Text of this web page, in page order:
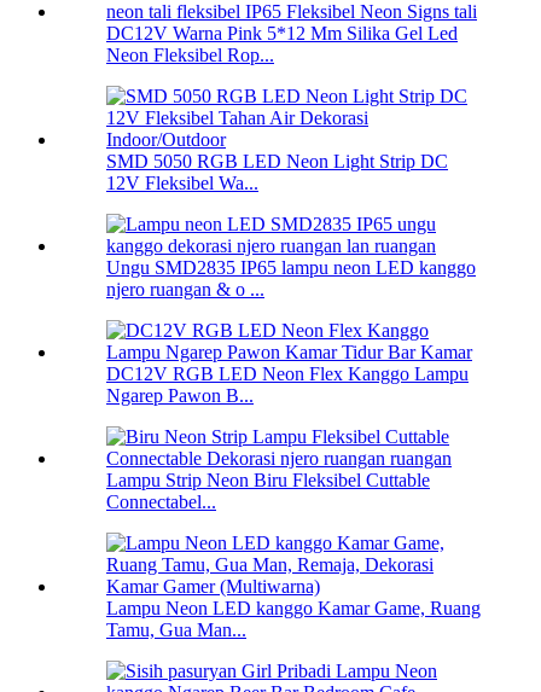
DC12V Warna Pink 5*12 Mm Silika Gel Led
Neon Fleksibel Rop...
SMD 5050 RGB LED Neon Light Strip DC
12V Fleksibel Wa...
Ungu SMD2835 IP65 lampu neon LED kanggo
njero ruangan & o ...
DC12V RGB LED Neon Flex Kanggo Lampu
Ngarep Pawon B...
Lampu Strip Neon Biru Fleksibel Cuttable
Connectabel...
Lampu Neon LED kanggo Kamar Game, Ruang
Tamu, Gua Man...